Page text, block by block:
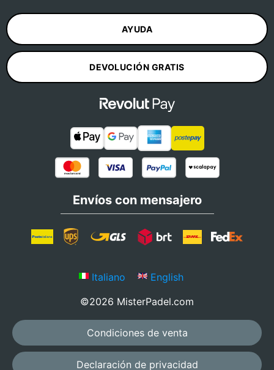
AYUDA
DEVOLUCIÓN GRATIS
Envíos con mensajero
Italiano
English
©2026 MisterPadel.com
Condiciones de venta
Declaración de privacidad